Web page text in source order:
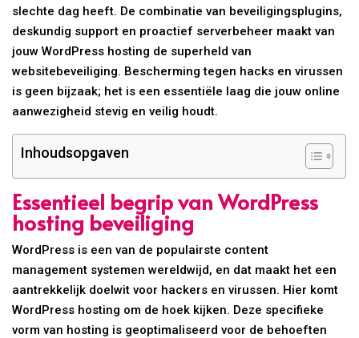
slechte dag heeft. De combinatie van beveiligingsplugins,
deskundig support en proactief serverbeheer maakt van
jouw WordPress hosting de superheld van
websitebeveiliging. Bescherming tegen hacks en virussen
is geen bijzaak; het is een essentiële laag die jouw online
aanwezigheid stevig en veilig houdt.
Inhoudsopgaven
Essentieel begrip van WordPress
hosting beveiliging
WordPress is een van de populairste content
management systemen wereldwijd, en dat maakt het een
aantrekkelijk doelwit voor hackers en virussen. Hier komt
WordPress hosting om de hoek kijken. Deze specifieke
vorm van hosting is geoptimaliseerd voor de behoeften